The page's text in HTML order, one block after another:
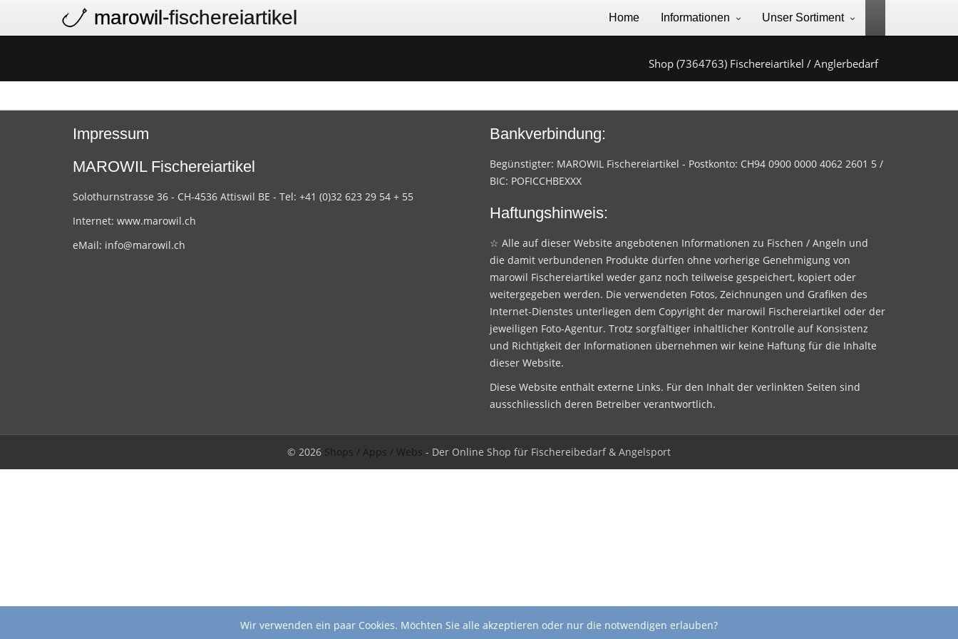
marowil-fischereiartikel Home Informationen Unser Sortiment
Shop (7364763) Fischereiartikel / Anglerbedarf
Impressum
MAROWIL Fischereiartikel
Solothurnstrasse 36 - CH-4536 Attiswil BE - Tel: +41 (0)32 623 29 54 + 55
Internet: www.marowil.ch
eMail: info@marowil.ch
Bankverbindung:
Begünstigter: MAROWIL Fischereiartikel - Postkonto: CH94 0900 0000 4062 2601 5 /
BIC: POFICCHBEXXX
Haftungshinweis:
☆ Alle auf dieser Website angebotenen Informationen zu Fischen / Angeln und
die damit verbundenen Produkte dürfen ohne vorherige Genehmigung von
marowil Fischereiartikel weder ganz noch teilweise gespeichert, kopiert oder
weitergegeben werden. Die verwendeten Fotos, Zeichnungen und Grafiken des
Internet-Dienstes unterliegen dem Copyright der marowil Fischereiartikel oder der
jeweiligen Foto-Agentur. Trotz sorgfältiger inhaltlicher Kontrolle auf Konsistenz
und Richtigkeit der Informationen übernehmen wir keine Haftung für die Inhalte
dieser Website.
Diese Website enthält externe Links. Für den Inhalt der verlinkten Seiten sind
ausschliesslich deren Betreiber verantwortlich.
© 2026 Shops / Apps / Webs - Der Online Shop für Fischereibedarf & Angelsport
Wir verwenden ein paar Cookies. Möchten Sie alle akzeptieren oder nur die notwendigen erlauben?